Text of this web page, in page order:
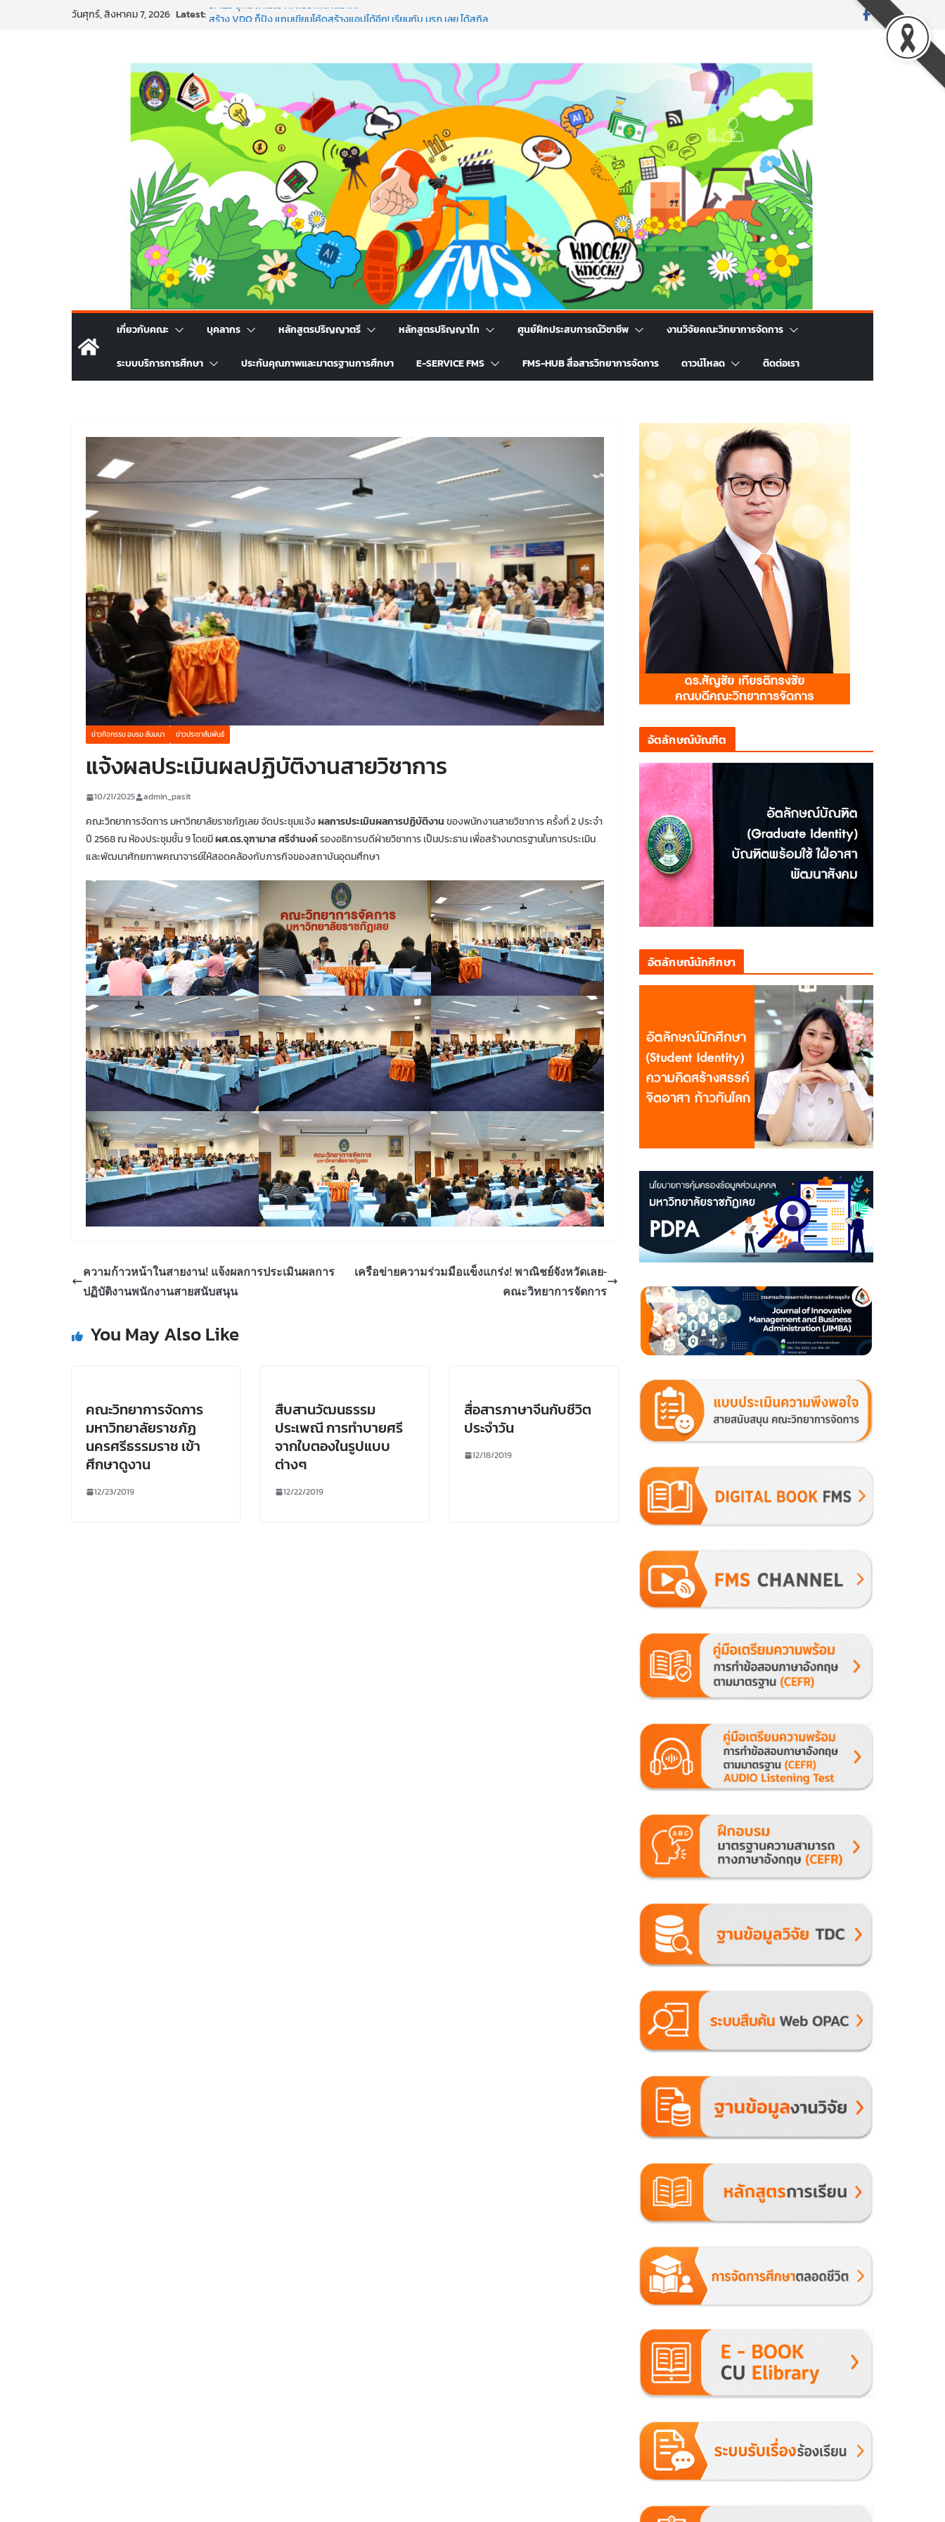
วันศุกร์, สิงหาคม 7, 2026 Latest: SMEs ยุคนี้ ถ้าไม่ใช้ AI ถือว่าพลาดมาก!
พร้อมลุยแล้ว! ปักหมุดโรดแมป AI อัปสกิลธุรกิจให้พุ่งทะยาน
พาธุรกิจท้องถิ่นสู่ตลาดโลก ด้วยเทคโนโลยี AI!
เกี่ยวกับคณะ บุคลากร หลักสูตรปริญญาตรี หลักสูตรปริญญาโท ศูนย์ฝึกประสบการณ์วิชาชีพ งานวิจัยคณะวิทยาการจัดการ
ระบบบริการการศึกษา ประกันคุณภาพและมาตรฐานการศึกษา E-SERVICE FMS FMS-HUB สื่อสารวิทยาการจัดการ ดาวน์โหลด ติดต่อเรา
ข่าวกิจกรรม อบรม สัมมนา ข่าวประชาสัมพันธ์
แจ้งผลประเมินผลปฏิบัติงานสายวิชาการ
10/21/2025 admin_pasit
คณะวิทยาการจัดการ มหาวิทยาลัยราชภัฏเลย จัดประชุมแจ้งผลการประเมินผลการปฏิบัติงานของพนักงานสายวิชาการ ครั้งที่ 2 ประจำ
ปี 2568 ณ ห้องประชุมชั้น 9 โดยมีผศ.ดร.จุฑามาส ศรีจำนงค์รองอธิการบดีฝ่ายวิชาการ เป็นประธาน เพื่อสร้างมาตรฐานในการประเมิน
และพัฒนาศักยภาพคณาจารย์ให้สอดคล้องกับภารกิจของสถาบันอุดมศึกษา
ความก้าวหน้าในสายงาน! แจ้งผลการประเมินผลการ
ปฏิบัติงานพนักงานสายสนับสนุน
เครือข่ายความร่วมมือแข็งแกร่ง! พาณิชย์จังหวัดเลย-
คณะวิทยาการจัดการ
You May Also Like
คณะวิทยาการจัดการ
มหาวิทยาลัยราชภัฏ
นครศรีธรรมราช เข้า
ศึกษาดูงาน
12/23/2019
สืบสานวัฒนธรรม
ประเพณี การทำบายศรี
จากใบตองในรูปแบบ
ต่างๆ
12/22/2019
สื่อสารภาษาจีนกับชีวิต
ประจำวัน
12/18/2019
อัตลักษณ์บัณฑิต
อัตลักษณ์นักศึกษา